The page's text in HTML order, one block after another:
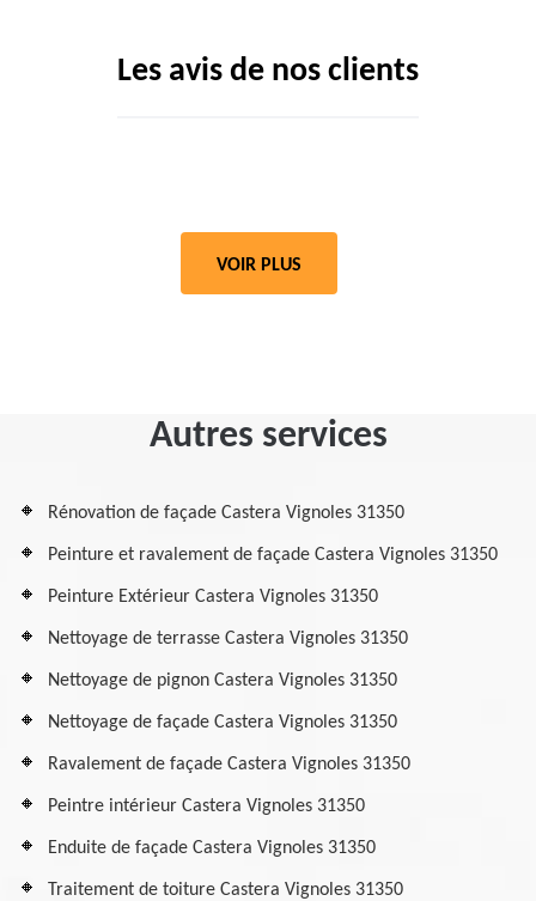
Les avis de nos clients
VOIR PLUS
Autres services
Rénovation de façade Castera Vignoles 31350
Peinture et ravalement de façade Castera Vignoles 31350
Peinture Extérieur Castera Vignoles 31350
Nettoyage de terrasse Castera Vignoles 31350
Nettoyage de pignon Castera Vignoles 31350
Nettoyage de façade Castera Vignoles 31350
Ravalement de façade Castera Vignoles 31350
Peintre intérieur Castera Vignoles 31350
Enduite de façade Castera Vignoles 31350
Traitement de toiture Castera Vignoles 31350